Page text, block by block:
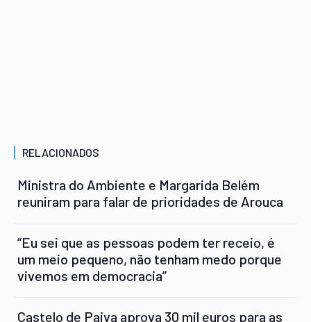
RELACIONADOS
Ministra do Ambiente e Margarida Belém
reuniram para falar de prioridades de Arouca
“Eu sei que as pessoas podem ter receio, é
um meio pequeno, não tenham medo porque
vivemos em democracia”
Castelo de Paiva aprova 30 mil euros para as